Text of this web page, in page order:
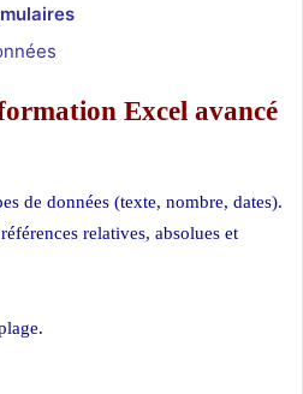
Excel avancé
de données (texte, nombre, dates).
relatives, absolues et